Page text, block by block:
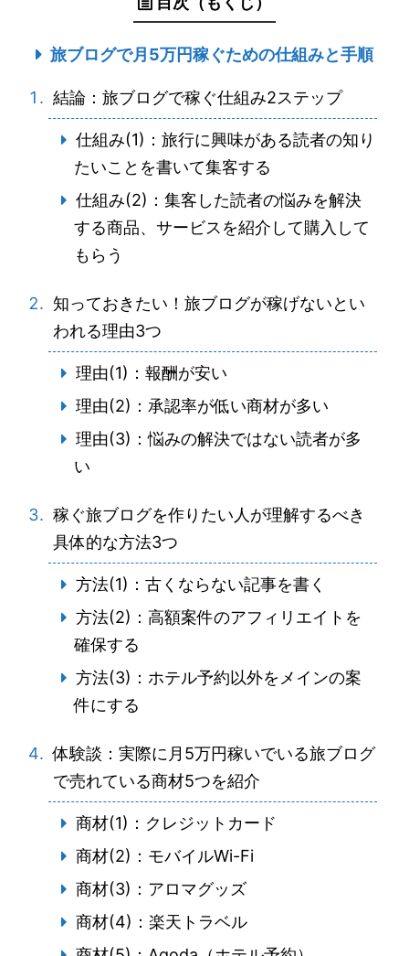
旅ブログで月5万円稼ぐための仕組みと手順
結論：旅ブログで稼ぐ仕組み2ステップ
仕組み(1)：旅行に興味がある読者の知り
たいことを書いて集客する
仕組み(2)：集客した読者の悩みを解決
する商品、サービスを紹介して購入して
もらう
知っておきたい！旅ブログが稼げないとい
われる理由3つ
理由(1)：報酬が安い
理由(2)：承認率が低い商材が多い
理由(3)：悩みの解決ではない読者が多
い
稼ぐ旅ブログを作りたい人が理解するべき
具体的な方法3つ
方法(1)：古くならない記事を書く
方法(2)：高額案件のアフィリエイトを
確保する
方法(3)：ホテル予約以外をメインの案
件にする
体験談：実際に月5万円稼いでいる旅ブログ
で売れている商材5つを紹介
商材(1)：クレジットカード
商材(2)：モバイルWi-Fi
商材(3)：アロマグッズ
商材(4)：楽天トラベル